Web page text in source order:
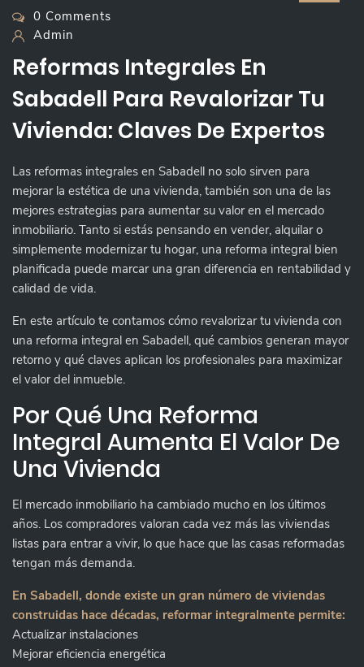
0 Comments
Admin
Reformas Integrales En
Sabadell Para Revalorizar Tu
Vivienda: Claves De Expertos
Las reformas integrales en Sabadell no solo sirven para
mejorar la estética de una vivienda, también son una de las
mejores estrategias para aumentar su valor en el mercado
inmobiliario. Tanto si estás pensando en vender, alquilar o
simplemente modernizar tu hogar, una reforma integral bien
planificada puede marcar una gran diferencia en rentabilidad y
calidad de vida.
En este artículo te contamos cómo revalorizar tu vivienda con
una reforma integral en Sabadell, qué cambios generan mayor
retorno y qué claves aplican los profesionales para maximizar
el valor del inmueble.
Por Qué Una Reforma
Integral Aumenta El Valor De
Una Vivienda
El mercado inmobiliario ha cambiado mucho en los últimos
años. Los compradores valoran cada vez más las viviendas
listas para entrar a vivir, lo que hace que las casas reformadas
tengan más demanda.
En Sabadell, donde existe un gran número de viviendas
construidas hace décadas, reformar integralmente permite:
Actualizar instalaciones
Mejorar eficiencia energética